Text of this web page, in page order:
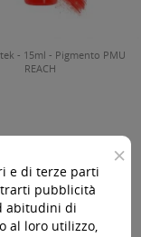
- 15ml - Pigmento PMU
REACH

×
e di terze parti
pubblicità
abitudini di
al loro utilizzo,